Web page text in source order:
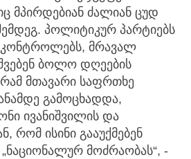
მპირდებიან ძალიან ცუდ
პოლიტიკურ პარტიებს
მრავალ
ბოლო დღეების
მთავარი საფრთხე
გამოცხადდა,
ივანიშვილის და
რომ ისინი გააუქმებენ
მოძრაობას“, -